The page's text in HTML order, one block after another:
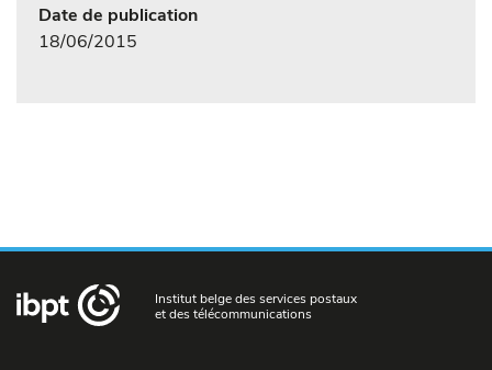
Date de publication
18/06/2015
Institut belge des services postaux
et des télécommunications